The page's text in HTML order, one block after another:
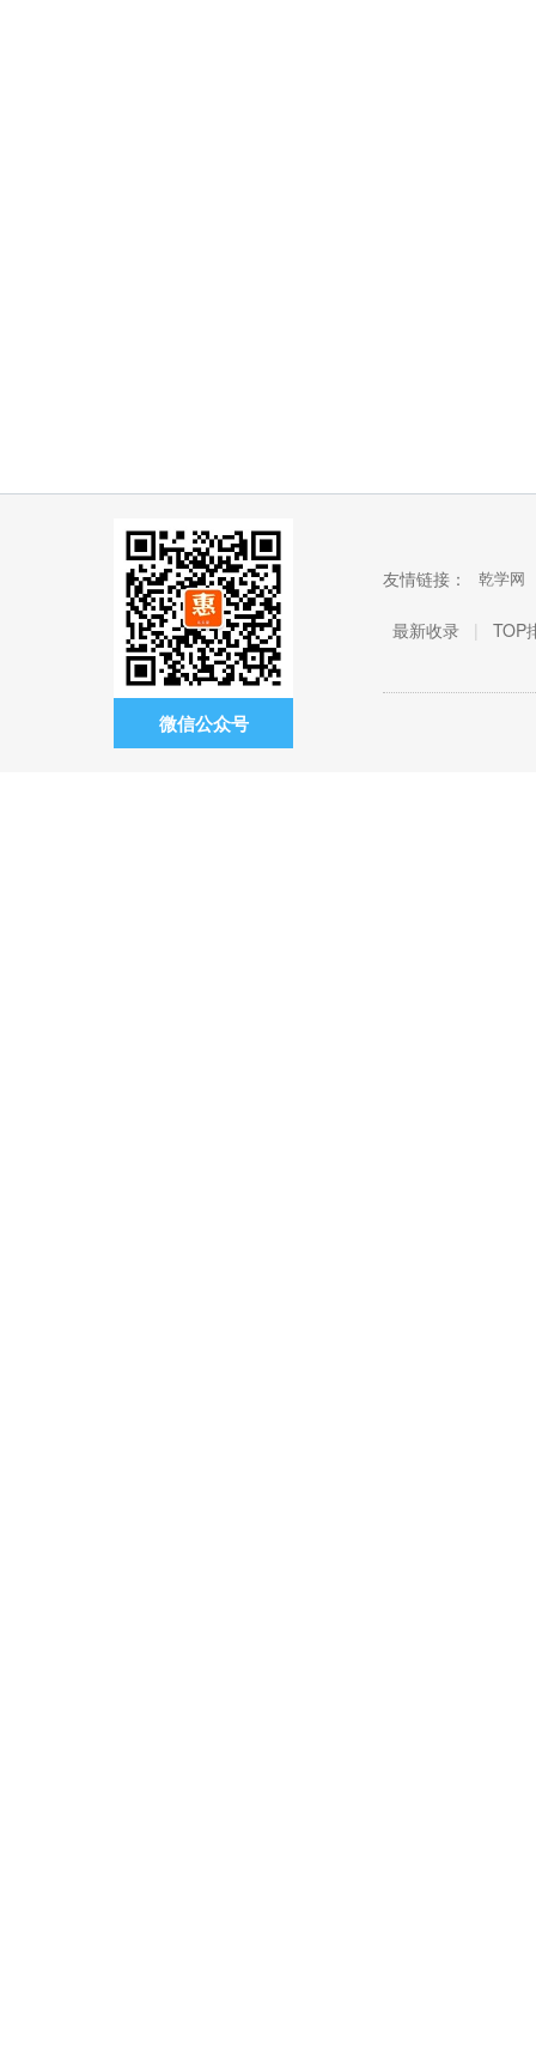
微信公众号
友情链接： 乾学网
最新收录 | TOP